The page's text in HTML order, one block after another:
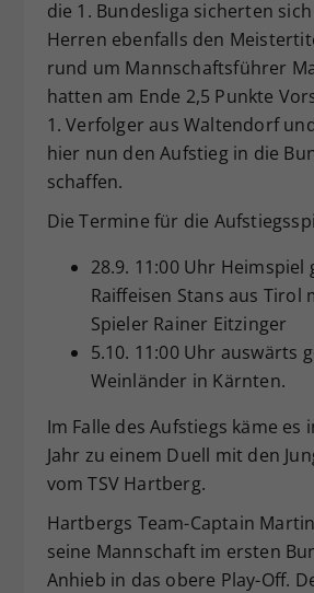
die 1. Bundesliga sicherten
Herren ebenfalls den
rund um Mannschaftsführer
hatten am Ende 2,5 Punkte
1. Verfolger aus Waltendorf
hier nun den Aufstieg in die
schaffen.
Die Termine für die
28.9. 11:00 Uhr Heimspiel
Raiffeisen Stans aus Tirol
Spieler Rainer Eitzinger
5.10. 11:00 Uhr auswärts
Weinländer in Kärnten.
Im Falle des Aufstiegs käme es
Jahr zu einem Duell mit den
vom TSV Hartberg.
Hartbergs Team-Captain
seine Mannschaft im ersten
Anhieb in das obere Play-Off.
Zweck
Dieser Wert
Einstellungen. Unter
zufällig generierte
historische
vorgenommen
Webseiten-Betreiber